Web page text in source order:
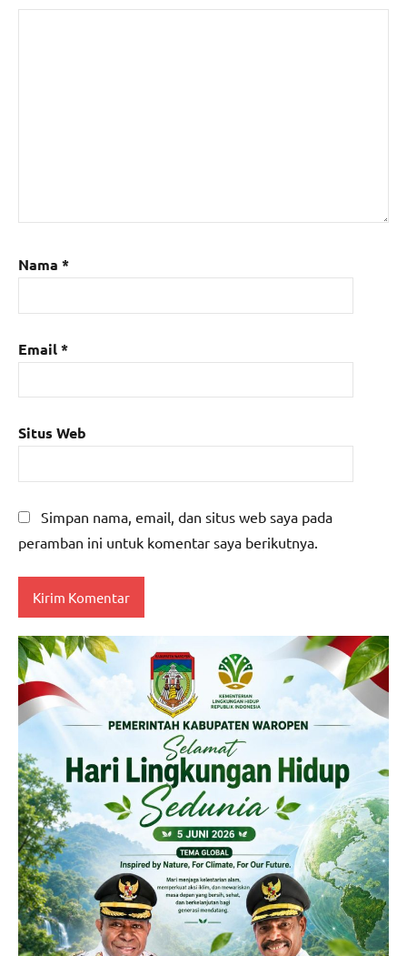
Nama *
Email*
Situs Web
Simpan nama, email, dan situs web saya pada
peramban ini untuk komentar saya berikutnya.